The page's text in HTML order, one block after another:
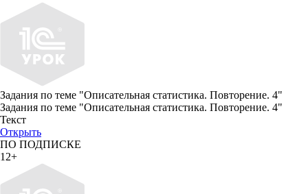
Задания по теме "Описательная статистика. Повторение. 4"
Задания по теме "Описательная статистика. Повторение. 4"
Текст
Открыть
ПО ПОДПИСКЕ
12+